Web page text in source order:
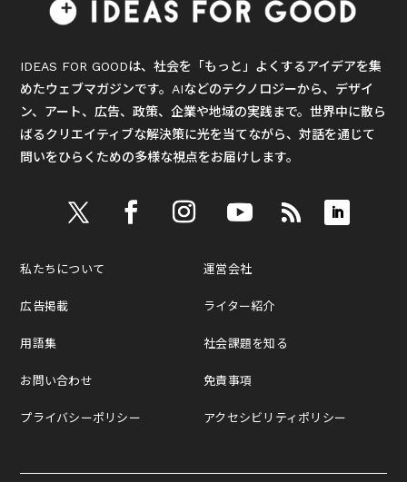
IDEAS FOR GOODは、社会を「もっと」よくするアイデアを集
めたウェブマガジンです。AIなどのテクノロジーから、デザイ
ン、アート、広告、政策、企業や地域の実践まで。世界中に散ら
ばるクリエイティブな解決策に光を当てながら、対話を通じて
問いをひらくための多様な視点をお届けします。
私たちについて
広告掲載
用語集
お問い合わせ
プライバシーポリシー
運営会社
ライター紹介
社会課題を知る
免責事項
アクセシビリティポリシー